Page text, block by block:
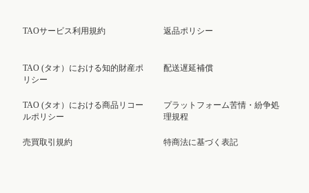
TAOサービス利用規約
TAO (タオ）における知的財産ポ
リシー
TAO (タオ）における商品リコー
ルポリシー
売買取引規約
返品ポリシー
配送遅延補償
プラットフォーム苦情・紛争処
理規程
特商法に基づく表記